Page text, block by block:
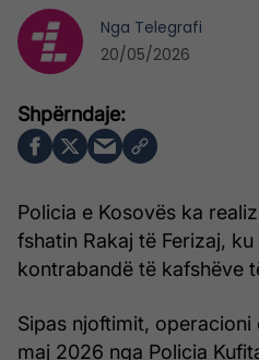
Policia e Kosovës ka
fshatin Rakaj të Ferizaj,
kontrabandë të kafshëve
Sipas njoftimit, operacioni
maj 2026 nga Policia
Nga Telegrafi
20/05/2026